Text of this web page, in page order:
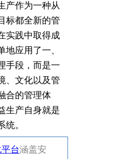
产作为一种从
标都全新的管
实践中取得成
地应用了一、
手段，而是一
、文化以及管
合的管理体
生产自身就是
统。
台涵盖安